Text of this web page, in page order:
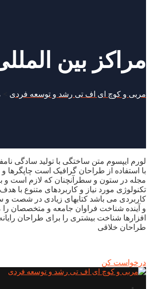
مراکز بین
مربی و کوچ ای اف تی رشد و توسعه فردی >
لورم ایپسوم متن ساختگی با تولید سادگی
با استفاده از طراحان گرافیک است چاپگرها و
مجله در ستون و سطرآنچنان که لازم است و
تکنولوژی مورد نیاز و کاربردهای متنوع با هدف
کاربردی می باشد کتابهای زیادی در شصت
و آینده شناخت فراوان جامعه و متخصصان را
افزارها شناخت بیشتری را برای طراحان
طراحان خلاقی
درخواست کن